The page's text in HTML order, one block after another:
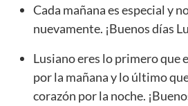
Cada mañana es especial y
nuevamente. ¡Buenos días
Lusiano eres lo primero que
por la mañana y lo último
corazón por la noche.